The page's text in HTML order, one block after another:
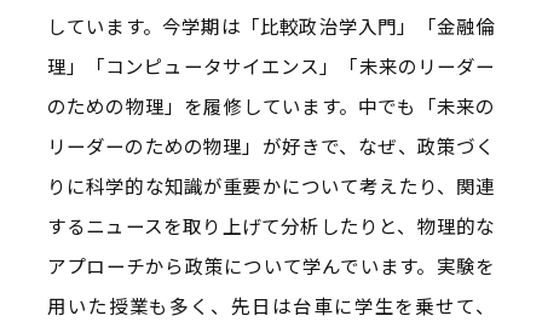
しています。今学期は「比較政治学入門」「金融倫
理」「コンピュータサイエンス」「未来のリーダー
のための物理」を履修しています。中でも「未来の
リーダーのための物理」が好きで、なぜ、政策づく
りに科学的な知識が重要かについて考えたり、関連
するニュースを取り上げて分析したりと、物理的な
アプローチから政策について学んでいます。実験を
用いた授業も多く、先日は台車に学生を乗せて、